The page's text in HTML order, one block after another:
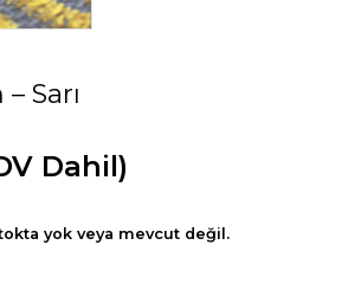
Sarı
Dahil)
yok veya mevcut değil.